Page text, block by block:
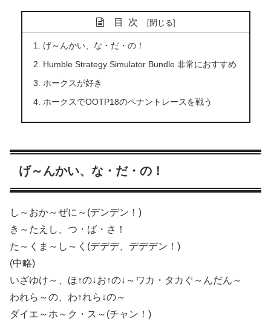
目次
げ～んかい、な・だ・の！
Humble Strategy Simulator Bundle 非常におすすめ
ホークスが好き
ホークスでOOTP18のペナントレースを戦う
げ～んかい、な・だ・の！
し～おか～ぜに～(デンデン！)
き～たえし、つ・ば・さ！
た～くま～し～く(デデデ、デデデン！)
(中略)
いざゆけ～、ほ↑の↓お↑の↓～ワカ・タカぐ～んだん～
われら～の、わ↑れら↓の～
ダイエ～ホ～ク・ス～(チャン！)